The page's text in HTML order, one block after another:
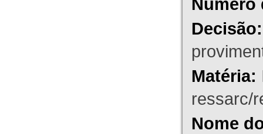
Decisão:
Matéria:
ressarc/
Nome